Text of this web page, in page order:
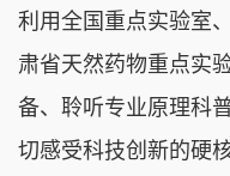
利用全国重点实验室
肃省天然药物重点实
备、聆听专业原理科
切感受科技创新的硬